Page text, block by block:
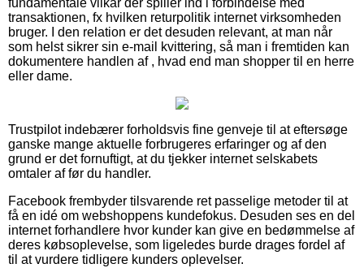
fundamentale vilkår der spiller ind i forbindelse med
transaktionen, fx hvilken returpolitik internet virksomheden
bruger. I den relation er det desuden relevant, at man når
som helst sikrer sin e-mail kvittering, så man i fremtiden kan
dokumentere handlen af , hvad end man shopper til en herre
eller dame.
Trustpilot indebærer forholdsvis fine genveje til at eftersøge
ganske mange aktuelle forbrugeres erfaringer og af den
grund er det fornuftigt, at du tjekker internet selskabets
omtaler af før du handler.
Facebook frembyder tilsvarende ret passelige metoder til at
få en idé om webshoppens kundefokus. Desuden ses en del
internet forhandlere hvor kunder kan give en bedømmelse af
deres købsoplevelse, som ligeledes burde drages fordel af
til at vurdere tidligere kunders oplevelser.